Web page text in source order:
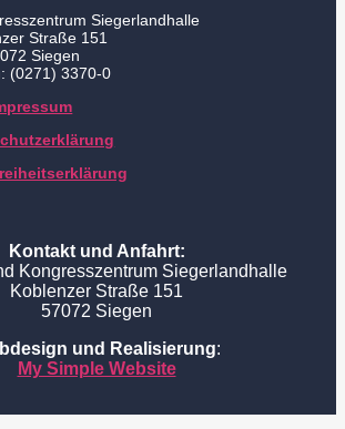
Siegerlandhalle
Straße 151
Siegen
(0271) 3370-0
Kontakt und Anfahrt:
Kongresszentrum Siegerlandhalle
Koblenzer Straße 151
57072 Siegen
und Realisierung:
My Simple Website